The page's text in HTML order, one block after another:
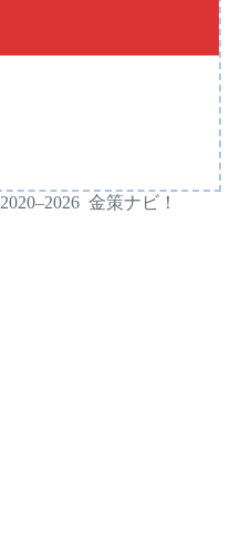
2020–2026 金策ナビ！